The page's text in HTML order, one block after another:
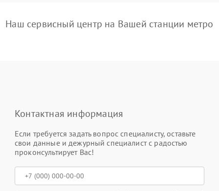
Наш сервисный центр на Вашей станции метро
Контактная информация
Если требуется задать вопрос специалисту, оставьте
свои данные и дежурный специалист с радостью
проконсультирует Вас!